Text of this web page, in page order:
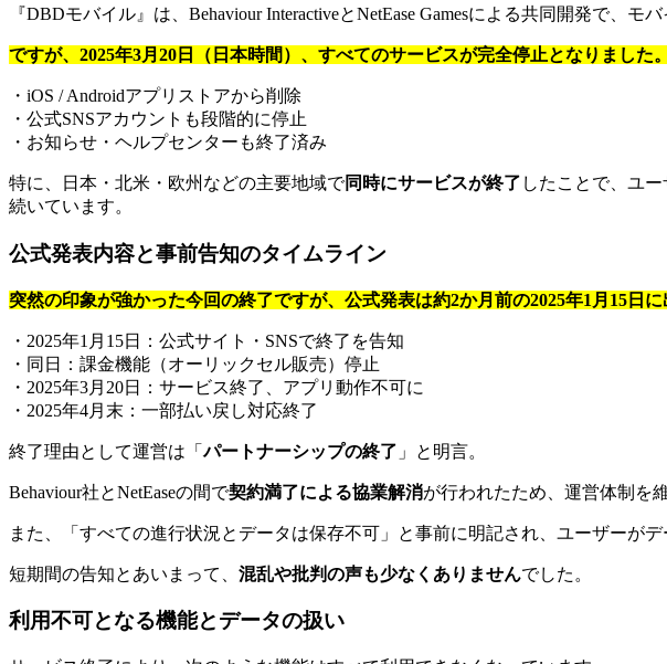
『DBDモバイル』は、Behaviour InteractiveとNetEase Gamesによる共同開発で、モ
ですが、2025年3月20日（日本時間）、すべてのサービスが完全停止となりました。
・iOS / Androidアプリストアから削除
・公式SNSアカウントも段階的に停止
・お知らせ・ヘルプセンターも終了済み
特に、日本・北米・欧州などの主要地域で同時にサービスが終了 したことで、ユ
続いています。
公式発表内容と事前告知のタイムライン
突然の印象が強かった今回の終了ですが、公式発表は約2か月前の2025年1月15日に
・2025年1月15日：公式サイト・SNSで終了を告知
・同日：課金機能（オーリックセル販売）停止
・2025年3月20日：サービス終了、アプリ動作不可に
・2025年4月末：一部払い戻し対応終了
終了理由として運営は「パートナーシップの終了 」と明言。
Behaviour社とNetEaseの間で契約満了による協業解消が行われたため、運営体制を
また、「すべての進行状況とデータは保存不可」と事前に明記され、ユーザーが
短期間の告知とあいまって、 混乱や批判の声も少なくありませんでした。
利用不可となる機能とデータの扱い